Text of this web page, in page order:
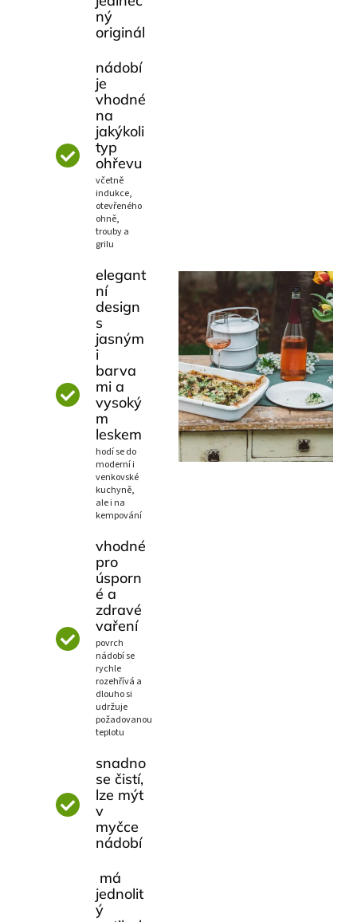
ný
originál
nádobí
je
vhodné
na
jakýkoli
typ
ohřevu
včetně
indukce,
otevřeného
ohně,
trouby a
grilu
elegant
ní
design
s
jasným
i
barva
mi a
vysoký
m
leskem
hodí se do
moderní i
venkovské
kuchyně,
ale i na
kempování
vhodné
pro
úsporn
é a
zdravé
vaření
povrch
nádobí se
rychle
rozehřívá a
dlouho si
udržuje
požadovanou
teplotu
snadno
se čistí,
lze mýt
v
myčce
nádobí
má
jednolit
ý